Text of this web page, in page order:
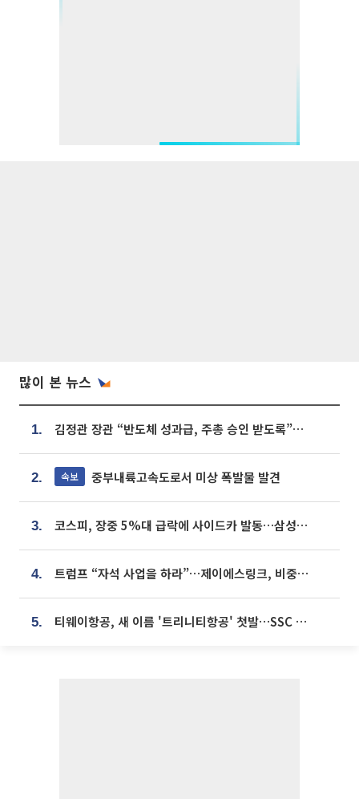
많이 본 뉴스
1. 김정관 장관 “반도체 성과급, 주총 승인 받도록”…상법·자본시장법 개정 시사
2. 속보 중부내륙고속도로서 미상 폭발물 발견
3. 코스피, 장중 5%대 급락에 사이드카 발동…삼성·SK 동반 폭락
4. 트럼프 “자석 사업을 하라”…제이에스링크, 비중국 영구자석 공급망 구축 속도
5. 티웨이항공, 새 이름 '트리니티항공' 첫발…SSC 전략 본격화